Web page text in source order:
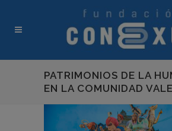
PATRIMONIOS DE LA
EN LA COMUNIDAD